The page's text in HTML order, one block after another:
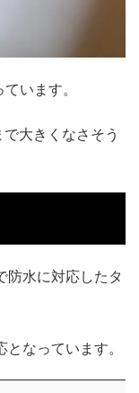
います。
大きくなさそう
防水に対応したタ
なっています。